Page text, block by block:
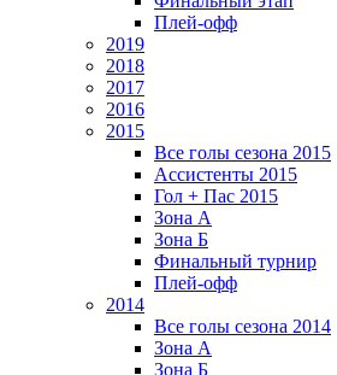
Плей-офф
2019
2018
2017
2016
2015
Все голы сезона 2015
Ассистенты 2015
Гол + Пас 2015
Зона А
Зона Б
Финальный турнир
Плей-офф
2014
Все голы сезона 2014
Зона А
Зона Б